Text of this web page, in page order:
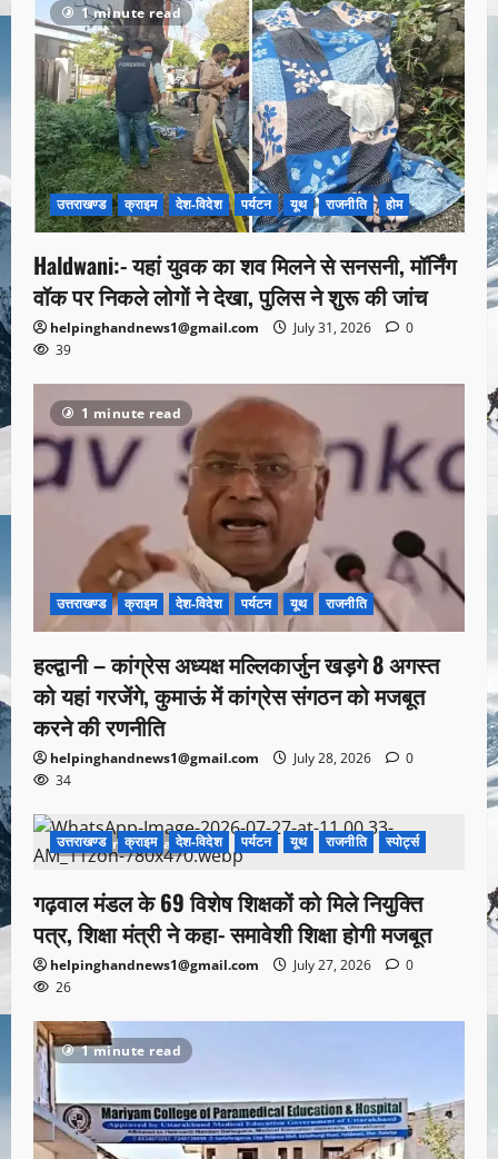
1 minute read
उत्तराखण्ड क्राइम देश-विदेश पर्यटन यूथ राजनीति होम
Haldwani:- यहां युवक का शव मिलने से सनसनी, मॉर्निंग
वॉक पर निकले लोगों ने देखा, पुलिस ने शुरू की जांच
helpinghandnews1@gmail.com July 31, 2026
0
39
1 minute read
उत्तराखण्ड क्राइम देश-विदेश पर्यटन यूथ राजनीति
हल्द्वानी – कांग्रेस अध्यक्ष मल्लिकार्जुन खड़गे 8 अगस्त
को यहां गरजेंगे, कुमाऊं में कांग्रेस संगठन को मजबूत
करने की रणनीति
helpinghandnews1@gmail.com July 28, 2026
0
34
1 minute read
उत्तराखण्ड क्राइम देश-विदेश पर्यटन यूथ राजनीति स्पोर्ट्स
गढ़वाल मंडल के 69 विशेष शिक्षकों को मिले नियुक्ति
पत्र, शिक्षा मंत्री ने कहा- समावेशी शिक्षा होगी मजबूत
helpinghandnews1@gmail.com July 27, 2026
0
26
1 minute read